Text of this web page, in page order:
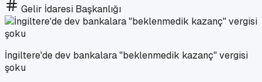
Gelir İdaresi Başkanlığı
İngiltere'de dev bankalara "beklenmedik kazanç" vergisi
şoku